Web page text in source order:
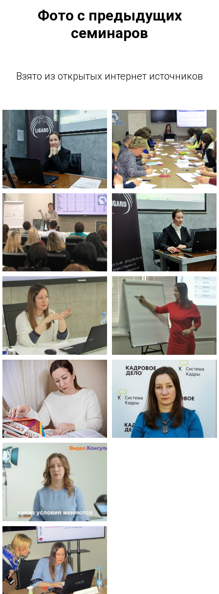
Фото с предыдущих
семинаров
Взято из открытых интернет источников